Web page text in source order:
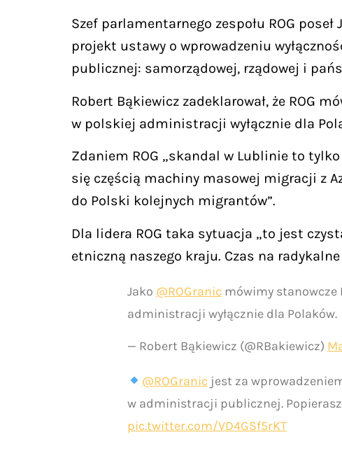
Szef parlamentarnego zespołu ROG
projekt ustawy o wprowadzeniu
publicznej: samorządowej, rządowej i
Robert Bąkiewicz zadeklarował, że ROG
w polskiej administracji wyłącznie dla
Zdaniem ROG „skandal w Lublinie to
się częścią machiny masowej migracji z
do Polski kolejnych migrantów”.
Dla lidera ROG taka sytuacja „to jest
etniczną naszego kraju. Czas na
Jako @ROGranic mówimy
administracji wyłącznie dla Polaków.
— Robert Bąkiewicz (@RBakiewicz)
@ROGranicjest za
w administracji publicznej.
pic.twitter.com/VD4GSf5rKT